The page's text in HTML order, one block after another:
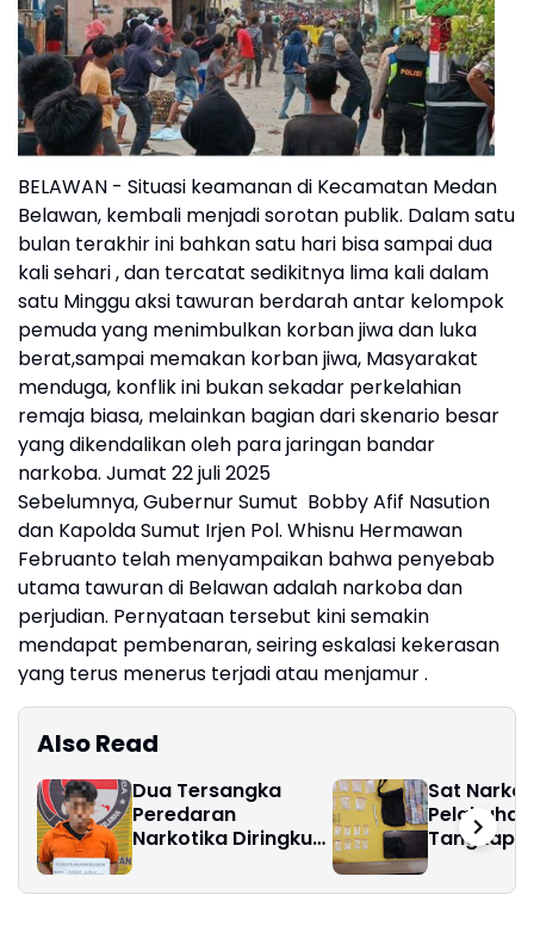
BELAWAN - Situasi keamanan di Kecamatan Medan
Belawan, kembali menjadi sorotan publik. Dalam satu
bulan terakhir ini bahkan satu hari bisa sampai dua
kali sehari , dan tercatat sedikitnya lima kali dalam
satu Minggu aksi tawuran berdarah antar kelompok
pemuda yang menimbulkan korban jiwa dan luka
berat,sampai memakan korban jiwa, Masyarakat
menduga, konflik ini bukan sekadar perkelahian
remaja biasa, melainkan bagian dari skenario besar
yang dikendalikan oleh para jaringan bandar
narkoba. Jumat 22 juli 2025
Sebelumnya, Gubernur Sumut Bobby Afif Nasution
dan Kapolda Sumut Irjen Pol. Whisnu Hermawan
Februanto telah menyampaikan bahwa penyebab
utama tawuran di Belawan adalah narkoba dan
perjudian. Pernyataan tersebut kini semakin
mendapat pembenaran, seiring eskalasi kekerasan
yang terus menerus terjadi atau menjamur .
Also Read
Dua Tersangka
Peredaran
Narkotika Diringkus
Sat
Tangkap